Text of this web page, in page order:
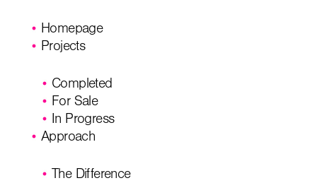
Homepage
Projects
Completed
For Sale
In Progress
Approach
The Difference